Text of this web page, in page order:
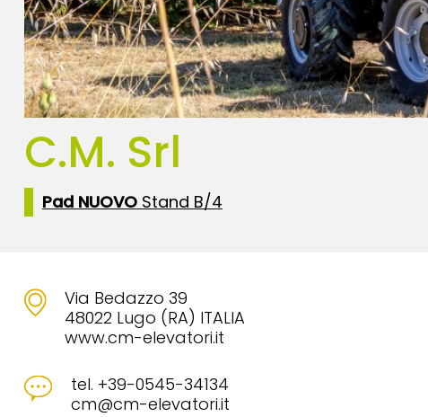
C.M. Srl
Pad NUOVOStand B/4
Via Bedazzo 39
48022 Lugo (RA) ITALIA
www.cm-elevatori.it
tel. +39-0545-34134
cm@cm-elevatori.it